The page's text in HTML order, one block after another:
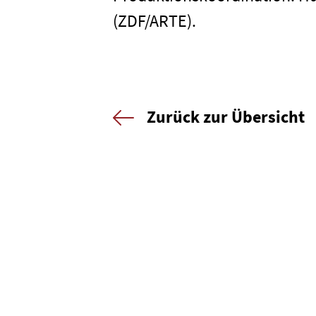
(ZDF/ARTE).
Zurück zur Übersicht
Newsletter